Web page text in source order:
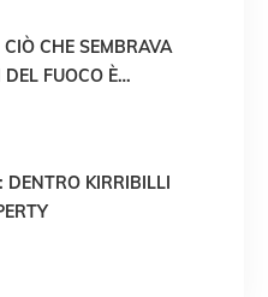
CHE SEMBRAVA
FUOCO È
DENTRO KIRRIBILLI